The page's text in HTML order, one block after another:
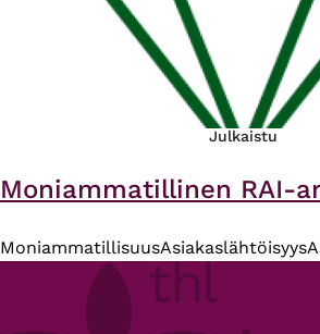
Julkaistu
Moniammatillinen RAI-
MoniammatillisuusAsiakaslähtöisyys